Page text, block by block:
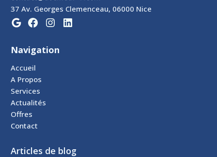
37 Av. Georges Clemenceau, 06000 Nice
Navigation
Accueil
A Propos
Services
Actualités
Offres
Contact
Articles de blog